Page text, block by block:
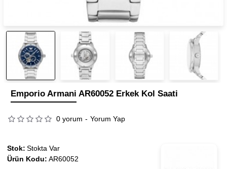
Emporio Armani AR60052 Erkek Kol Saati
0 yorum - Yorum Yap
Stok: Stokta Var
Ürün Kodu: AR60052